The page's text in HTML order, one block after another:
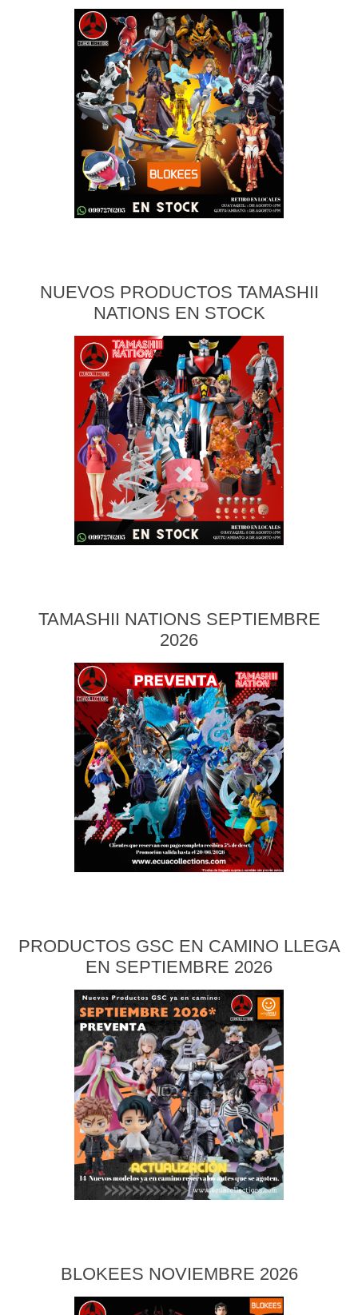
NUEVOS PRODUCTOS TAMASHII
NATIONS EN STOCK
TAMASHII NATIONS SEPTIEMBRE
2026
PRODUCTOS GSC EN CAMINO LLEGA
EN SEPTIEMBRE 2026
BLOKEES NOVIEMBRE 2026